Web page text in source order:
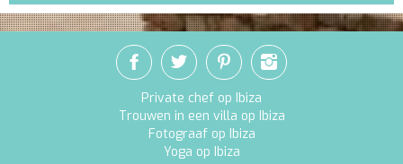
Private chef op Ibiza
Trouwen in een villa op Ibiza
Fotograaf op Ibiza
Yoga op Ibiza